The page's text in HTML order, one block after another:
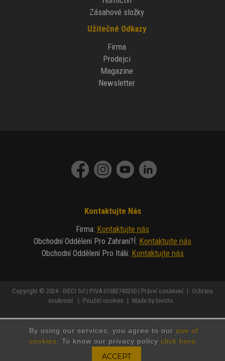
By using our services, you agree to our use of
cookies . To know our privacy policy click here
Zásahové složky
Užitečné Odkazy
Firma
Prodejci
Magazine
Newsletter
Kontaktujte Nás
Firma: Kontaktujte nás
Obchodní Oddělení Pro Zahrani?í: Kontaktujte nás
Obchodní Oddělení Pro Itálii: Kontaktujte nás
Copyright © 2024 - DIECI Srl | P.IVA 01682740350 | Právní oznámení | Ochrana
soukromí
| Použití cookies | Made by Invicto